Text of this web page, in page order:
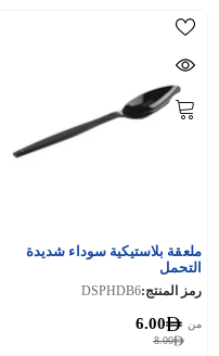
ملعقة بلاستيكية سوداء شديدة
التحمل
رمز المنتج:DSPHDB6
8.00
من 6.00